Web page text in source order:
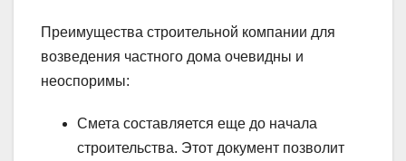
Преимущества строительной компании для
возведения частного дома очевидны и
неоспоримы:
Смета составляется еще до начала
строительства. Этот документ позволит